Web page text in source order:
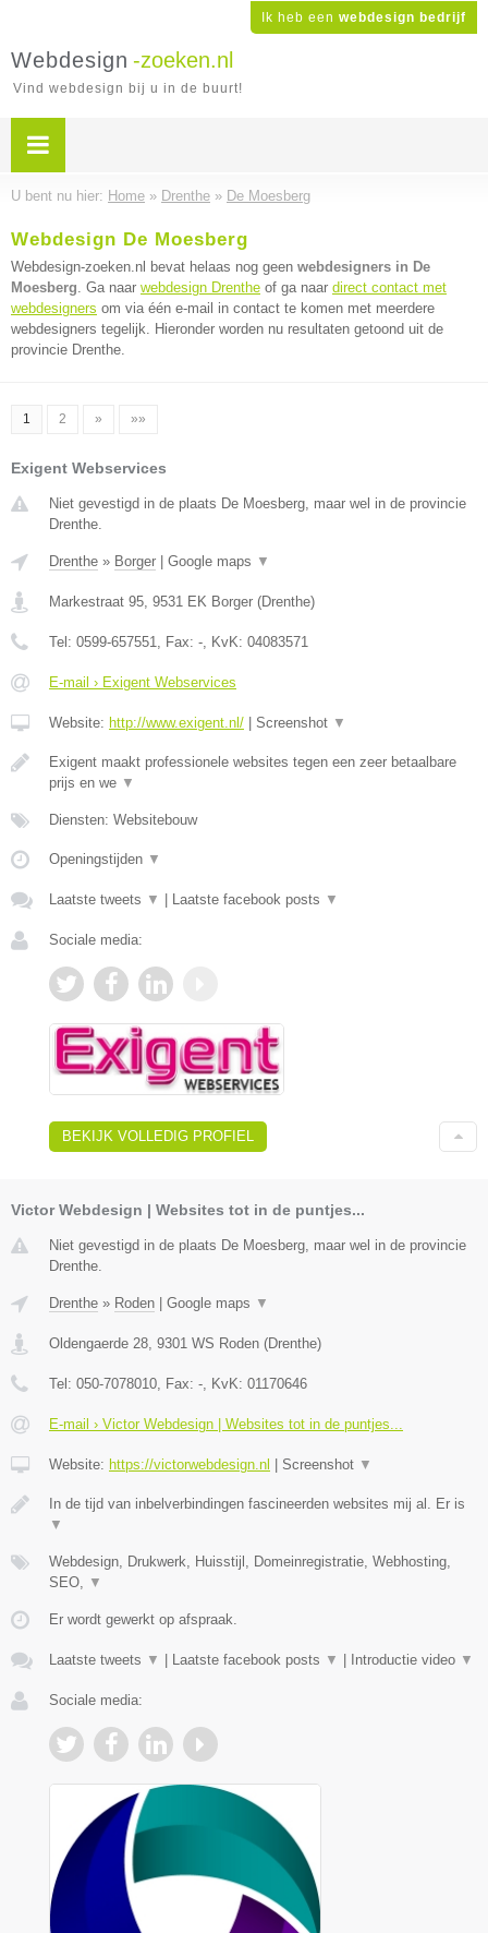
Ik heb een webdesign bedrijf
Webdesign -zoeken.nl
Vind webdesign bij u in de buurt!
U bent nu hier: Home » Drenthe » De Moesberg
Webdesign De Moesberg
Webdesign-zoeken.nl bevat helaas nog geen webdesigners in De
Moesberg. Ga naar webdesign Drenthe of ga naar direct contact met
webdesigners om via één e-mail in contact te komen met meerdere
webdesigners tegelijk. Hieronder worden nu resultaten getoond uit de
provincie Drenthe.
1 2 » »»
Exigent Webservices
Niet gevestigd in de plaats De Moesberg, maar wel in de provincie
Drenthe.
Drenthe » Borger Google maps ▼
Markestraat 95, 9531 EK Borger (Drenthe)
Tel: 0599-657551, Fax: -, KvK: 04083571
E-mail › Exigent Webservices
Website: http://www.exigent.nl/ Screenshot ▼
Exigent maakt professionele websites tegen een zeer betaalbare
prijs en we ▼
Diensten: Websitebouw
Openingstijden ▼
Laatste tweets ▼ Laatste facebook posts ▼
Sociale media:
BEKIJK VOLLEDIG PROFIEL
Victor Webdesign | Websites tot in de puntjes...
Niet gevestigd in de plaats De Moesberg, maar wel in de provincie
Drenthe.
Drenthe » Roden Google maps ▼
Oldengaerde 28, 9301 WS Roden (Drenthe)
Tel: 050-7078010, Fax: -, KvK: 01170646
E-mail › Victor Webdesign | Websites tot in de puntjes...
Website: https://victorwebdesign.nl Screenshot ▼
In de tijd van inbelverbindingen fascineerden websites mij al. Er is
▼
Webdesign, Drukwerk, Huisstijl, Domeinregistratie, Webhosting,
SEO, ▼
Er wordt gewerkt op afspraak.
Laatste tweets ▼ Laatste facebook posts ▼ Introductie video ▼
Sociale media: